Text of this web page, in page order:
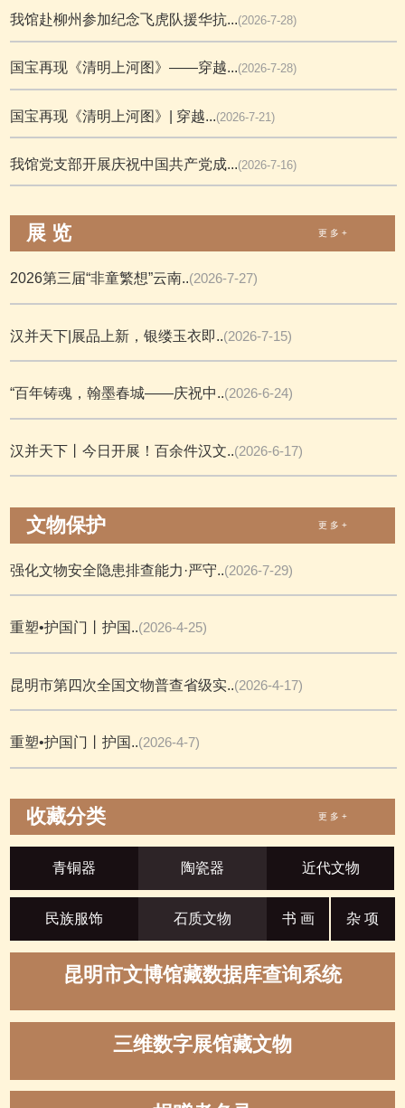
我馆赴柳州参加纪念飞虎队援华抗...(2026-7-28)
国宝再现《清明上河图》——穿越...(2026-7-28)
国宝再现《清明上河图》| 穿越...(2026-7-21)
我馆党支部开展庆祝中国共产党成...(2026-7-16)
展 览 更 多 +
2026第三届“非童繁想”云南..(2026-7-27)
汉并天下|展品上新，银缕玉衣即..(2026-7-15)
“百年铸魂，翰墨春城——庆祝中..(2026-6-24)
汉并天下丨今日开展！百余件汉文..(2026-6-17)
文物保护 更 多 +
强化文物安全隐患排查能力·严守..(2026-7-29)
重塑•护国门丨护国..(2026-4-25)
昆明市第四次全国文物普查省级实..(2026-4-17)
重塑•护国门丨护国..(2026-4-7)
收藏分类 更 多 +
青铜器 陶瓷器 近代文物
民族服饰 石质文物 书 画 杂 项
昆明市文博馆藏数据库查询系统
三维数字展馆藏文物